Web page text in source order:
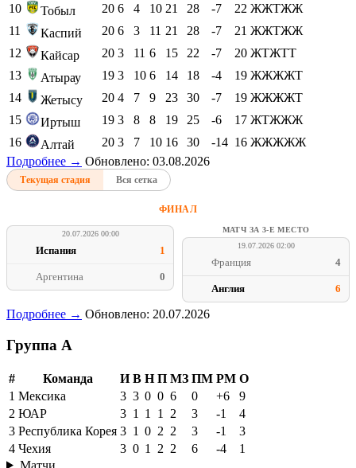
10
Тобыл 20 6 4 10 21 28 -7 22 ЖЖТЖЖ
11
Каспий 20 6 3 11 21 28 -7 21 ЖЖТЖЖ
12
Кайсар 20 3 11 6 15 22 -7 20 ЖТЖТТ
13
Атырау 19 3 10 6 14 18 -4 19 ЖЖЖЖТ
14
Жетысу 20 4 7 9 23 30 -7 19 ЖЖЖЖТ
15
Иртыш 19 3 8 8 19 25 -6 17 ЖТЖЖЖ
16
Алтай 20 3 7 10 16 30 -14 16 ЖЖЖЖЖ
Подробнее → Обновлено: 03.08.2026
Текущая стадия Вся сетка
ФИНАЛ
20.07.2026 00:00
Испания 1
Аргентина 0
МАТЧ ЗА 3-Е МЕСТО
19.07.2026 02:00
Франция 4
Англия 6
Подробнее → Обновлено: 20.07.2026
Группа A
# Команда И В Н П МЗ ПМ РМ О
1 Мексика 3 3 0 0 6 0 +6
9
2 ЮАР 3 1 1 1 2 3 -1
4
3 Республика Корея 3 1 0 2 2 3 -1
3
4 Чехия 3 0 1 2 2 6 -4
1
Матчи